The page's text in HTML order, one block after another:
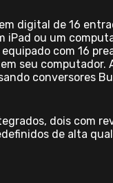
digital de 16
iPad ou um
com 16
seu computador.
conversores
dois com
de alta